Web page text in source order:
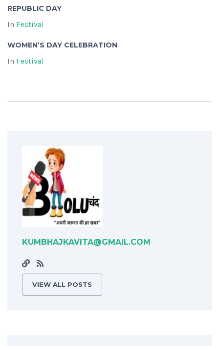
REPUBLIC DAY
In Festival
WOMEN’S DAY CELEBRATION
In Festival
KUMBHAJKAVITA@GMAIL.COM
VIEW ALL POSTS